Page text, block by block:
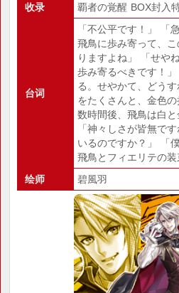
收录
覇者の覚醒 BOX封入
台词
「不公平です！」 「
飛鳥に歩み寄って、
りますよね」 「せや
歩み寄るべきです！
る。せやかて、どう
をたくさんと、金色の
数時間後、飛鳥は白と
「神々しさが皆無で
いるのですか？」 「
飛鳥とフィエリテの装
绘师
碧風羽